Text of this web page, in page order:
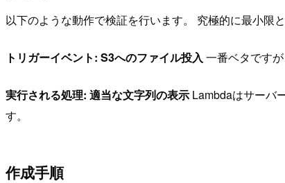
以下のような動作で検証を行います。 究極的に最小限
トリガーイベント: S3へのファイル投入 一番ベタです
実行される処理: 適当な文字列の表示 Lambdaはサーバ
す。
作成手順